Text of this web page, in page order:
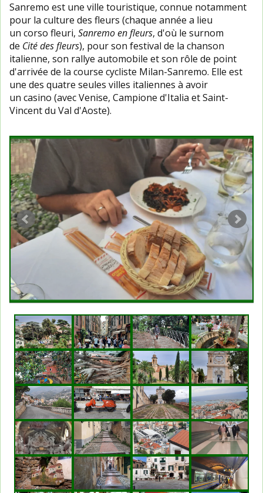
Sanremo est une ville touristique, connue notamment
pour la culture des fleurs (chaque année a lieu
un corso fleuri, Sanremo en fleurs, d'où le surnom
de Cité des fleurs), pour son festival de la chanson
italienne, son rallye automobile et son rôle de point
d'arrivée de la course cycliste Milan-Sanremo. Elle est
une des quatre seules villes italiennes à avoir
un casino (avec Venise, Campione d'Italia et Saint-
Vincent du Val d'Aoste).